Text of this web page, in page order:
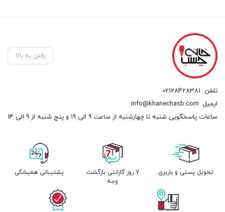
رفتن به بالا
تلفن 02128428381
ایمیل info@khanechasb.com
ساعات پاسخگویی شنبه تا چهارشنبه از ساعت 9 الی 19 و پنج شنبه از 9 الی 14
تحویل پستی و باربری
7 روز گارانتی بازگشت
وجه
پشتیبانی همیشگی